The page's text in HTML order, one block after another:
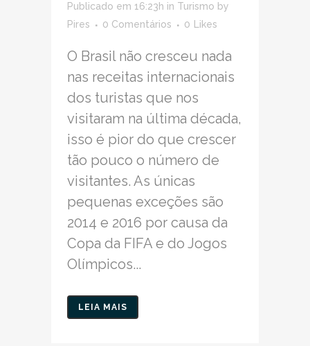
Publicado em 16:23h in Turismo by
Pires
0 Comentários 0 Likes
O Brasil não cresceu nada
nas receitas internacionais
dos turistas que nos
visitaram na última década,
isso é pior do que crescer
tão pouco o número de
visitantes. As únicas
pequenas exceções são
2014 e 2016 por causa da
Copa da FIFA e do Jogos
Olímpicos...
LEIA MAIS